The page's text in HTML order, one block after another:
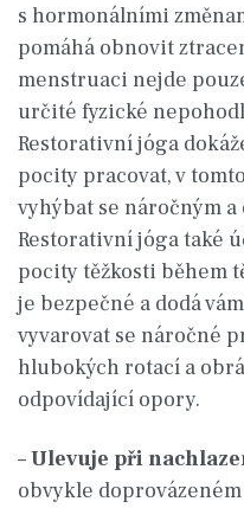
s hormonálními
pomáhá obnovit
menstruaci nejde
určité fyzické
Restorativní jóga
pocity pracovat, v
vyhýbat se náročným
Restorativní jóga také
pocity těžkosti během
je bezpečné a dodá
vyvarovat se náročné
hlubokých rotací a
odpovídající opory.
–Ulevuje při
obvykle